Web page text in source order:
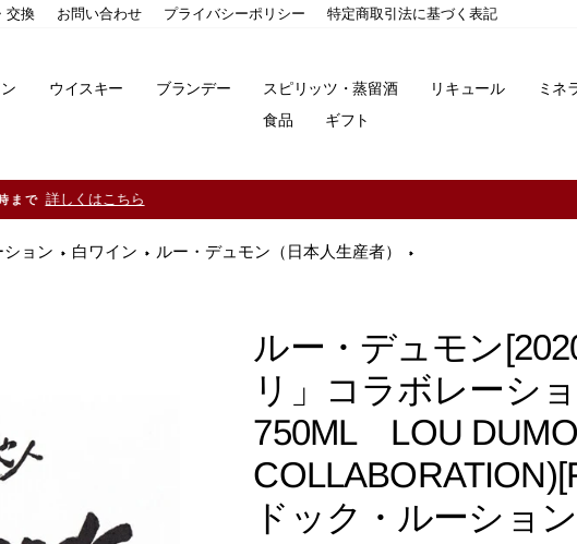
交換 お問い合わせ プライバシーポリシー 特定商取引法に基づく表記
ウイスキー ブランデー スピリッツ・蒸留酒 リキュール ミネ
食品
ギフト
ョン 白ワイン ルー・デュモン（日本人生産者）
ルー・デュモン
リ」コラボレーシ
750ML LOU
ドック・ルーショ